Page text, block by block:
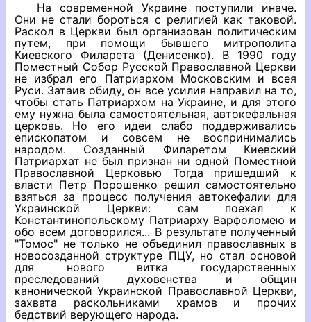
На современной Украине поступили иначе.
Они не стали бороться с религией как таковой.
Раскол в Церкви был организован политическим
путем, при помощи бывшего митрополита
Киевского Филарета (Денисенко). В 1990 году
Поместный Собор Русской Православной Церкви
не избрал его Патриархом Московским и всея
Руси. Затаив обиду, он все усилия направил на то,
чтобы стать Патриархом на Украине, и для этого
ему нужна была самостоятельная, автокефальная
церковь. Но его идеи слабо поддерживались
епископатом и совсем не воспринимались
народом. Созданный Филаретом Киевский
Патриархат не был признан ни одной Поместной
Православной Церковью Тогда пришедший к
власти Петр Порошенко решил самостоятельно
взяться за процесс получения автокефалии для
Украинской Церкви: сам поехал к
Константинопольскому Патриарху Варфоломею и
обо всем договорился... В результате полученный
"Томос" не только не объединил православных в
новосозданной структуре ПЦУ, но стал основой
для нового витка государственных
преследований духовенства и общин
канонической Украинской Православной Церкви,
захвата раскольниками храмов и прочих
бедствий верующего народа.